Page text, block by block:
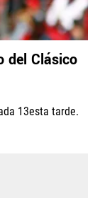
del Clásico
13esta tarde.